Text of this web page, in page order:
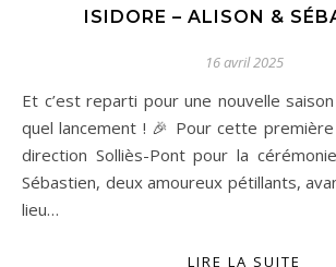
ISIDORE – ALISON &
16 avril 2025
Et c’est reparti pour une nouvelle saison de mariages ! Et
quel lancement ! 🎉 Pour cette première
direction Solliès-Pont pour la
Sébastien, deux amoureux pétillants,
lieu…
LIRE LA SUITE